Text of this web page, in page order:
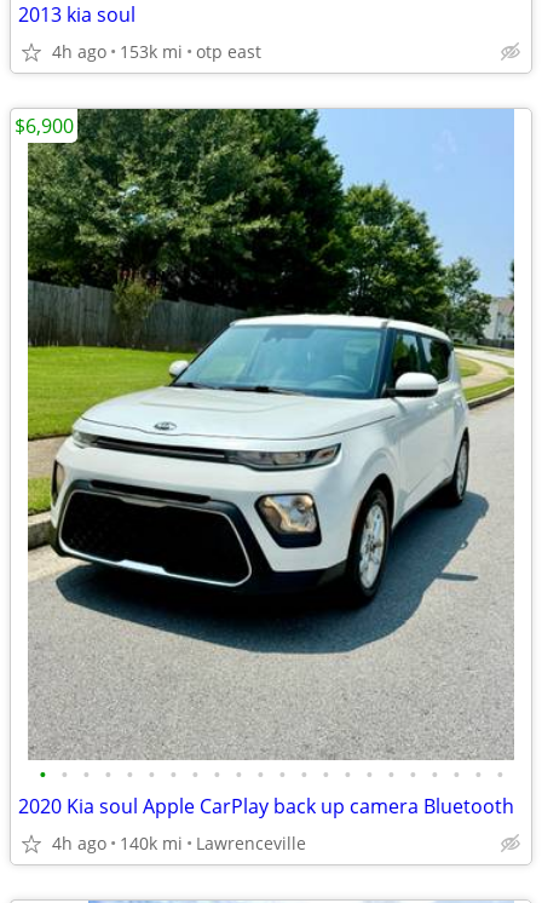
2013 kia soul
4h ago 153k mi otp east
• • • • • • • • • • • • • • • • • • • • • •
2020 Kia soul Apple CarPlay back up camera Bluetooth
4h ago 140k mi Lawrenceville
$6,900